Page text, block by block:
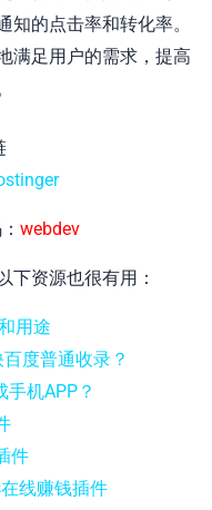
知的点击率和转化率。
满足用户的需求，提高
webdev
下资源也很有用：
用途
度普通收录？
机APP？
件
线赚钱插件